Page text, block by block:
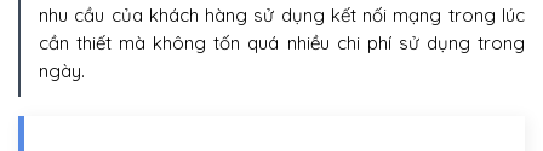
nhu cầu của khách hàng sử dụng kết nối mạng trong lúc
cần thiết mà không tốn quá nhiều chi phí sử dụng trong
ngày.